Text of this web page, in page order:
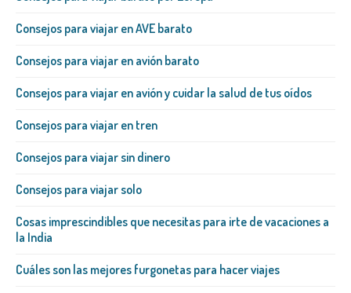
Consejos para viajar en AVE barato
Consejos para viajar en avión barato
Consejos para viajar en avión y cuidar la salud de tus oídos
Consejos para viajar en tren
Consejos para viajar sin dinero
Consejos para viajar solo
Cosas imprescindibles que necesitas para irte de vacaciones a
la India
Cuáles son las mejores furgonetas para hacer viajes